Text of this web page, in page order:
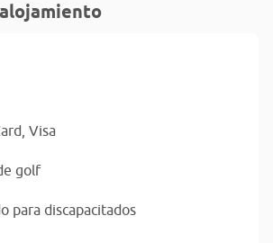
Visa
golf
para discapacitados